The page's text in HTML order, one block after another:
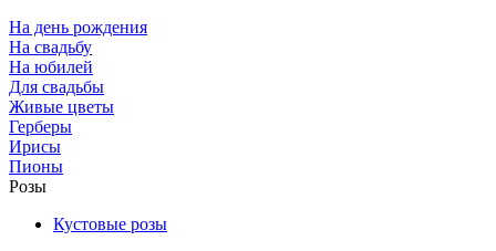
На день рождения
На свадьбу
На юбилей
Для свадьбы
Живые цветы
Герберы
Ирисы
Пионы
Розы
Кустовые розы